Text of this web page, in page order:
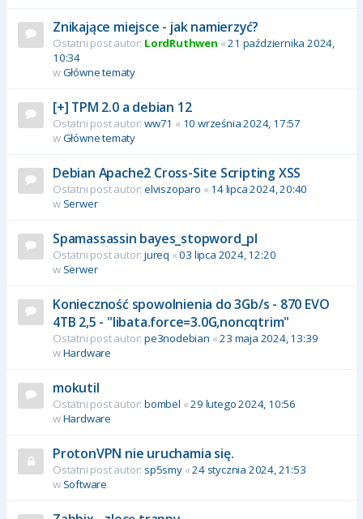
Znikające miejsce - jak namierzyć?
Ostatni post autor: LordRuthwen «21 października 2024,
10:34
wGłówne tematy
[+] TPM 2.0 a debian 12
Ostatni post autor: ww71 « 10 września 2024, 17:57
wGłówne tematy
Debian Apache2 Cross-Site Scripting XSS
Ostatni post autor: elviszoparo « 14 lipca 2024, 20:40
w Serwer
Spamassassin bayes_stopword_pl
Ostatni post autor: jureq «03 lipca 2024, 12:20
w Serwer
Konieczność spowolnienia do 3Gb/s - 870 EVO
4TB 2,5 - "libata.force=3.0G,noncqtrim"
Ostatni post autor: pe3nodebian «23 maja 2024, 13:39
wHardware
mokutil
Ostatni post autor: bombel «29 lutego 2024, 10:56
wHardware
ProtonVPN nie uruchamia się.
Ostatni post autor: sp5smy«24 stycznia 2024, 21:53
w Software